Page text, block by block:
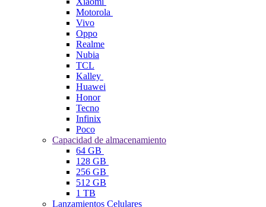
Motorola
Vivo
Oppo
Realme
Nubia
TCL
Kalley
Huawei
Honor
Tecno
Infinix
Poco
Capacidad de almacenamiento
64 GB
128 GB
256 GB
512 GB
1 TB
Lanzamientos Celulares